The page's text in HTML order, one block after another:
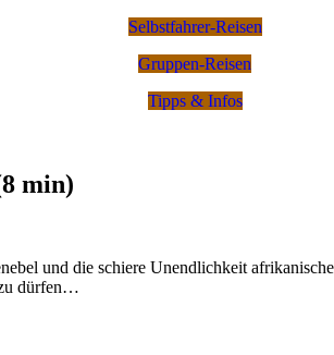
Selbstfahrer-Reisen
Gruppen-Reisen
Tipps & Infos
min)
und die schiere Unendlichkeit
zu dürfen…